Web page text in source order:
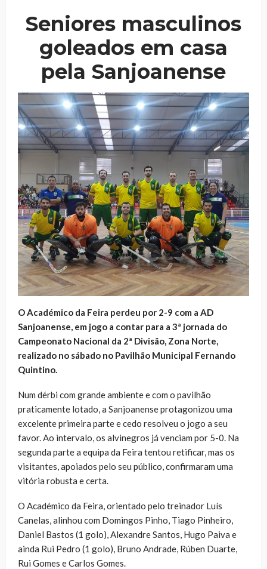
Seniores masculinos
goleados em casa
pela Sanjoanense
O Académico da Feira perdeu por 2-9 com a AD
Sanjoanense, em jogo a contar para a 3ª jornada do
Campeonato Nacional da 2ª Divisão, Zona Norte,
realizado no sábado no Pavilhão Municipal Fernando
Quintino.
Num dérbi com grande ambiente e com o pavilhão
praticamente lotado, a Sanjoanense protagonizou uma
excelente primeira parte e cedo resolveu o jogo a seu
favor. Ao intervalo, os alvinegros já venciam por 5-0. Na
segunda parte a equipa da Feira tentou retificar, mas os
visitantes, apoiados pelo seu público, confirmaram uma
vitória robusta e certa.
O Académico da Feira, orientado pelo treinador Luís
Canelas, alinhou com Domingos Pinho, Tiago Pinheiro,
Daniel Bastos (1 golo), Alexandre Santos, Hugo Paiva e
ainda Rui Pedro (1 golo), Bruno Andrade, Rúben Duarte,
Rui Gomes e Carlos Gomes.